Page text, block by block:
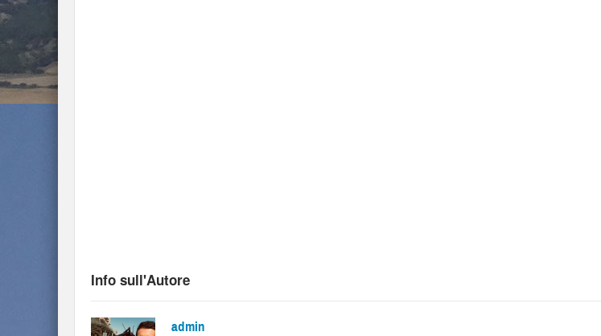
Info sull'Autore
admin